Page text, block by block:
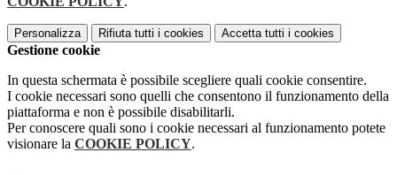
Personalizza Rifiuta tutti i cookies Accetta tutti i cookies
Gestione cookie
In questa schermata è possibile scegliere quali cookie consentire.
I cookie necessari sono quelli che consentono il funzionamento della
piattaforma e non è possibile disabilitarli.
Per conoscere quali sono i cookie necessari al funzionamento potete
visionare la COOKIE POLICY.